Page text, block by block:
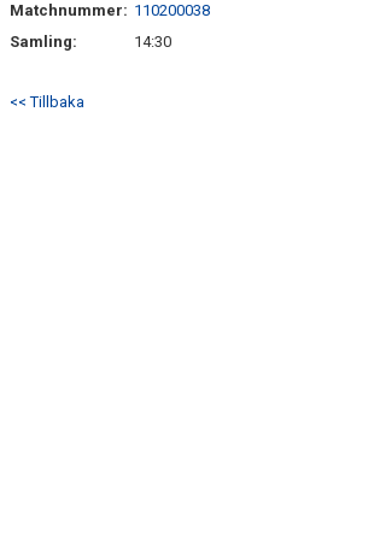
Matchnummer: 110200038
Samling:
14:30
<< Tillbaka